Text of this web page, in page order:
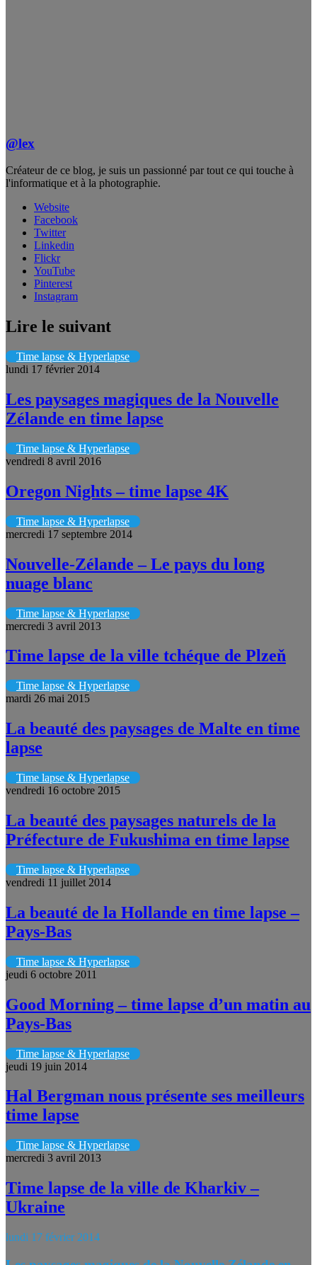
@lex
Créateur de ce blog, je suis un passionné par tout ce qui touche à
l'informatique et à la photographie.
Website
Facebook
Twitter
Linkedin
Flickr
YouTube
Pinterest
Instagram
Lire le suivant
Time lapse & Hyperlapse
lundi 17 février 2014
Les paysages magiques de la Nouvelle
Zélande en time lapse
Time lapse & Hyperlapse
vendredi 8 avril 2016
Oregon Nights – time lapse 4K
Time lapse & Hyperlapse
mercredi 17 septembre 2014
Nouvelle-Zélande – Le pays du long
nuage blanc
Time lapse & Hyperlapse
mercredi 3 avril 2013
Time lapse de la ville tchéque de Plzeň
Time lapse & Hyperlapse
mardi 26 mai 2015
La beauté des paysages de Malte en time
lapse
Time lapse & Hyperlapse
vendredi 16 octobre 2015
La beauté des paysages naturels de la
Préfecture de Fukushima en time lapse
Time lapse & Hyperlapse
vendredi 11 juillet 2014
La beauté de la Hollande en time lapse –
Pays-Bas
Time lapse & Hyperlapse
jeudi 6 octobre 2011
Good Morning – time lapse d’un matin au
Pays-Bas
Time lapse & Hyperlapse
jeudi 19 juin 2014
Hal Bergman nous présente ses meilleurs
time lapse
Time lapse & Hyperlapse
mercredi 3 avril 2013
Time lapse de la ville de Kharkiv –
Ukraine
lundi 17 février 2014